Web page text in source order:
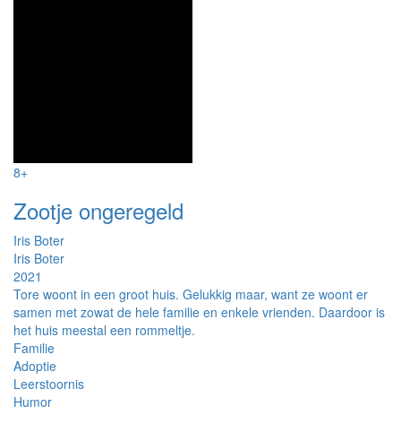
8+
Zootje ongeregeld
Iris Boter
Iris Boter
2021
Tore woont in een groot huis. Gelukkig maar, want ze woont er
samen met zowat de hele familie en enkele vrienden. Daardoor is
het huis meestal een rommeltje.
Familie
Adoptie
Leerstoornis
Humor